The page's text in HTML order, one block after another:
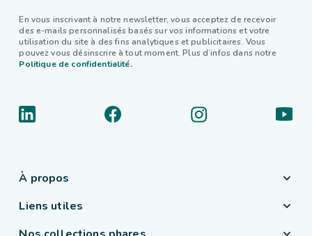
En vous inscrivant à notre newsletter, vous acceptez de recevoir
des e-mails personnalisés basés sur vos informations et votre
utilisation du site à des fins analytiques et publicitaires. Vous
pouvez vous désinscrire à tout moment. Plus d’infos dans notre
Politique de confidentialité.
À propos
Liens utiles